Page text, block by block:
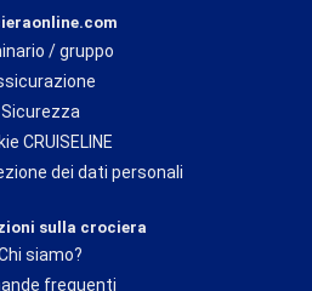
/ gruppo
Sicurezza
CRUISELINE
dei dati personali
sulla crociera
siamo?
frequenti